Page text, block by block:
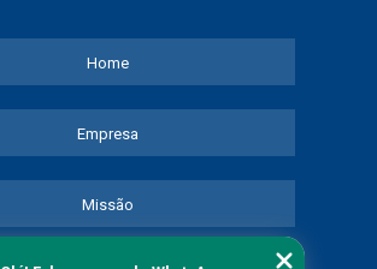
Home
Empresa
Missão